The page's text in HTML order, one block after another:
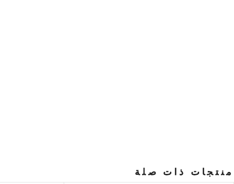
منتجات ذات صلة